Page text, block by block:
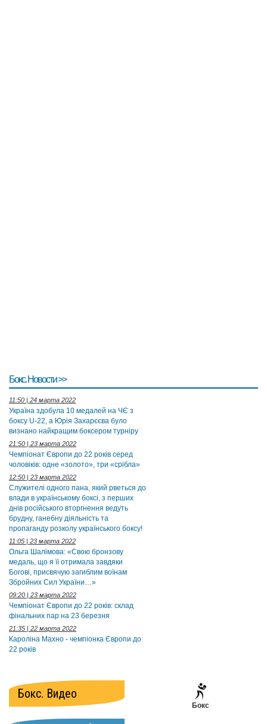
Бокс. Новости >>
11:50 | 24 марта 2022
Україна здобула 10 медалей на ЧЄ з
боксу U-22, а Юрія Захарєєва було
визнано найкращим боксером турніру
21:50 | 23 марта 2022
Чемпіонат Європи до 22 років серед
чоловіків: одне «золото», три «срібла»
12:50 | 23 марта 2022
Служителі одного пана, який рветься до
влади в українському боксі, з перших
днів російського вторгнення ведуть
брудну, ганебну діяльність та
пропаганду розколу українського боксу!
11:05 | 23 марта 2022
Ольга Шалімова: «Свою бронзову
медаль, що я її отримала завдяки
Богові, присвячую загиблим воїнам
Збройних Сил України…»
09:20 | 23 марта 2022
Чемпіонат Європи до 22 років: склад
фінальних пар на 23 березня
21:35 | 22 марта 2022
Кароліна Махно - чемпіонка Європи до
22 років
Бокс. Видео
Бокс